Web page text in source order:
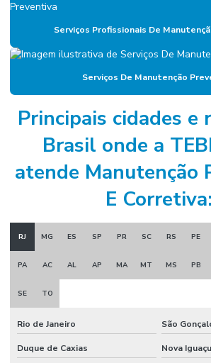
Empresa de gestão de ativos industriais
Empresa de gestão de manutenção
Empresa gestora de ativos
Empresa de manutenção
Empresa de manutenção corporativa
Empresa de manutenção industrial
Empresa de manutenção preventiva
Empresa de mão de obra terceirizada
Empresa de montagem industrial
Empresa de prestação de serviços de mão de
Empresa de projeto industrial
Empresa de projeto de manutenção
Serviços Profissionais De
Serviços De Manutenção
Principais cidades e
Brasil onde a
atende Manutenção
E Corretiva:
RJ MG ES SP PR SC RS PE
PA AC AL AP MA MT MS PB
SE TO
Rio de Janeiro São
Duque de Caxias Nova Iguaçu